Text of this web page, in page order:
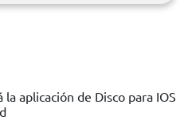
la aplicación de Disco para IOS